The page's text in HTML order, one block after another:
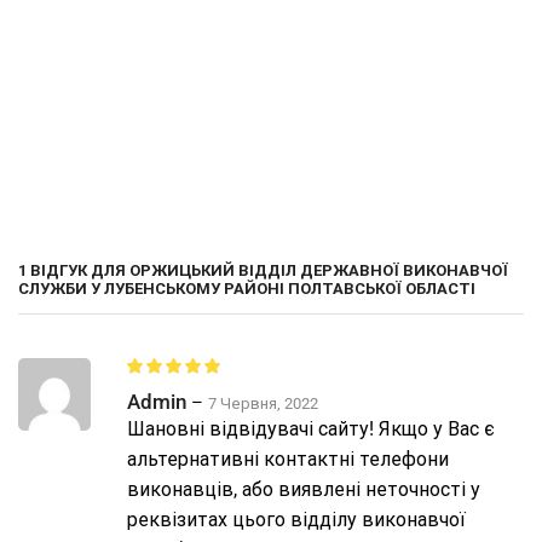
1 ВІДГУК ДЛЯ ОРЖИЦЬКИЙ ВІДДІЛ ДЕРЖАВНОЇ ВИКОНАВЧОЇ
СЛУЖБИ У ЛУБЕНСЬКОМУ РАЙОНІ ПОЛТАВСЬКОЇ ОБЛАСТІ
Admin – 7 Червня, 2022
Шановні відвідувачі сайту! Якщо у Вас є
альтернативні контактні телефони
виконавців, або виявлені неточності у
реквізитах цього відділу виконавчої